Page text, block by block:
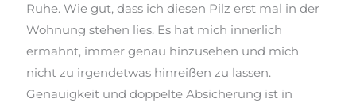
Ruhe. Wie gut, dass ich diesen Pilz erst mal in der
Wohnung stehen lies. Es hat mich innerlich
ermahnt, immer genau hinzusehen und mich
nicht zu irgendetwas hinreißen zu lassen.
Genauigkeit und doppelte Absicherung ist in